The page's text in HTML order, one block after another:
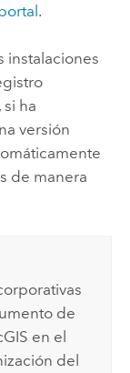
.
instalaciones
ha
versión
de manera
de
en el
del